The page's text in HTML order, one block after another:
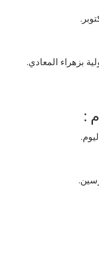
بزهراء المعادي.
: